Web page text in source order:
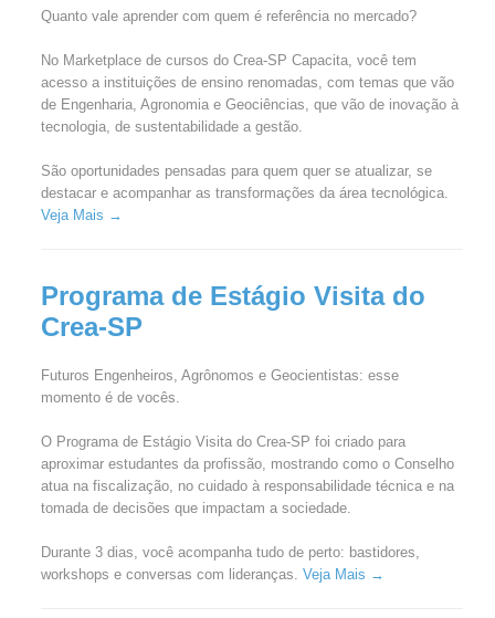
Quanto vale aprender com quem é referência no mercado?
No Marketplace de cursos do Crea-SP Capacita, você tem
acesso a instituições de ensino renomadas, com temas que vão
de Engenharia, Agronomia e Geociências, que vão de inovação à
tecnologia, de sustentabilidade a gestão.
São oportunidades pensadas para quem quer se atualizar, se
destacar e acompanhar as transformações da área tecnológica.
Veja Mais →
Programa de Estágio Visita do
Crea-SP
Futuros Engenheiros, Agrônomos e Geocientistas: esse
momento é de vocês.
O Programa de Estágio Visita do Crea-SP foi criado para
aproximar estudantes da profissão, mostrando como o Conselho
atua na fiscalização, no cuidado à responsabilidade técnica e na
tomada de decisões que impactam a sociedade.
Durante 3 dias, você acompanha tudo de perto: bastidores,
workshops e conversas com lideranças. Veja Mais →